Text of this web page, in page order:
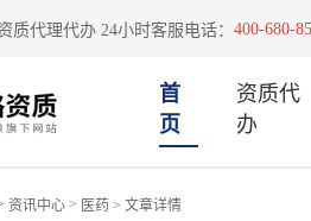
质代理代办 24小时客服电话： 400-680-
首
页
资质代
办
资讯中心 > 医药 > 文章详情